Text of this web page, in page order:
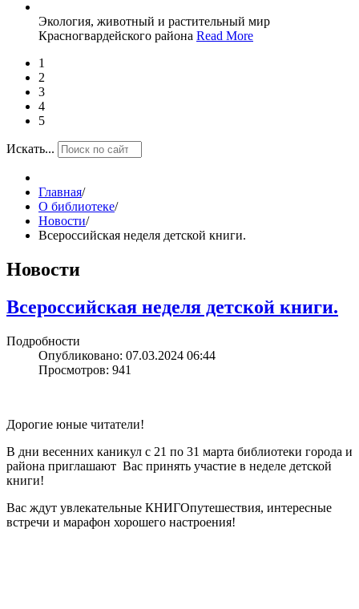
Экология, животный и растительный мир
Красногвардейского района Read More
1
2
3
4
5
Искать...
Главная/
О библиотеке/
Новости/
Всероссийская неделя детской книги.
Новости
Всероссийская неделя детской книги.
Подробности
Опубликовано: 07.03.2024 06:44
Просмотров: 941
Дорогие юные читатели!
В дни весенних каникул с 21 по 31 марта библиотеки города и
района приглашают Вас принять участие в неделе детской
книги!
Вас ждут увлекательные КНИГОпутешествия, интересные
встречи и марафон хорошего настроения!